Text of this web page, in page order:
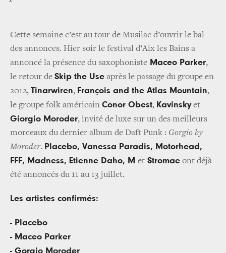
Cette semaine c’est au tour de Musilac d’ouvrir le bal
des annonces. Hier soir le festival d’Aix les Bains a
annoncé la présence du saxophoniste Maceo Parker,
le retour de Skip the Use après le passage du groupe en
2012, Tinarwiren, François and the Atlas Mountain,
le groupe folk américain Conor Obest, Kavinskyet
Giorgio Moroder, invité de luxe sur un des meilleurs
morceaux du dernier album de Daft Punk : Gorgio by
Moroder. Placebo, Vanessa Paradis, Motorhead,
FFF, Madness, Etienne Daho, M et Stromae ont déjà
été annoncés du 11 au 13 juillet.
Les artistes confirmés:
- Placebo
- Maceo Parker
- Gorgio Moroder